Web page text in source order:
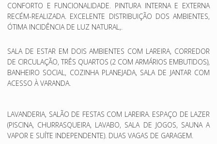
CONFORTO E FUNCIONALIDADE. PINTURA INTERNA E EXTERNA
RECÉM-REALIZADA. EXCELENTE DISTRIBUIÇÃO DOS AMBIENTES,
ÓTIMA INCIDÊNCIA DE LUZ NATURAL ,.
SALA DE ESTAR EM DOIS AMBIENTES COM LAREIRA, CORREDOR
DE CIRCULAÇÃO, TRÊS QUARTOS (2 COM ARMÁRIOS EMBUTIDOS),
BANHEIRO SOCIAL, COZINHA PLANEJADA, SALA DE JANTAR COM
ACESSO À VARANDA.
LAVANDERIA, SALÃO DE FESTAS COM LAREIRA. ESPAÇO DE LAZER
(PISCINA, CHURRASQUEIRA, LAVABO, SALA DE JOGOS, SAUNA A
VAPOR E SUÍTE INDEPENDENTE). DUAS VAGAS DE GARAGEM.